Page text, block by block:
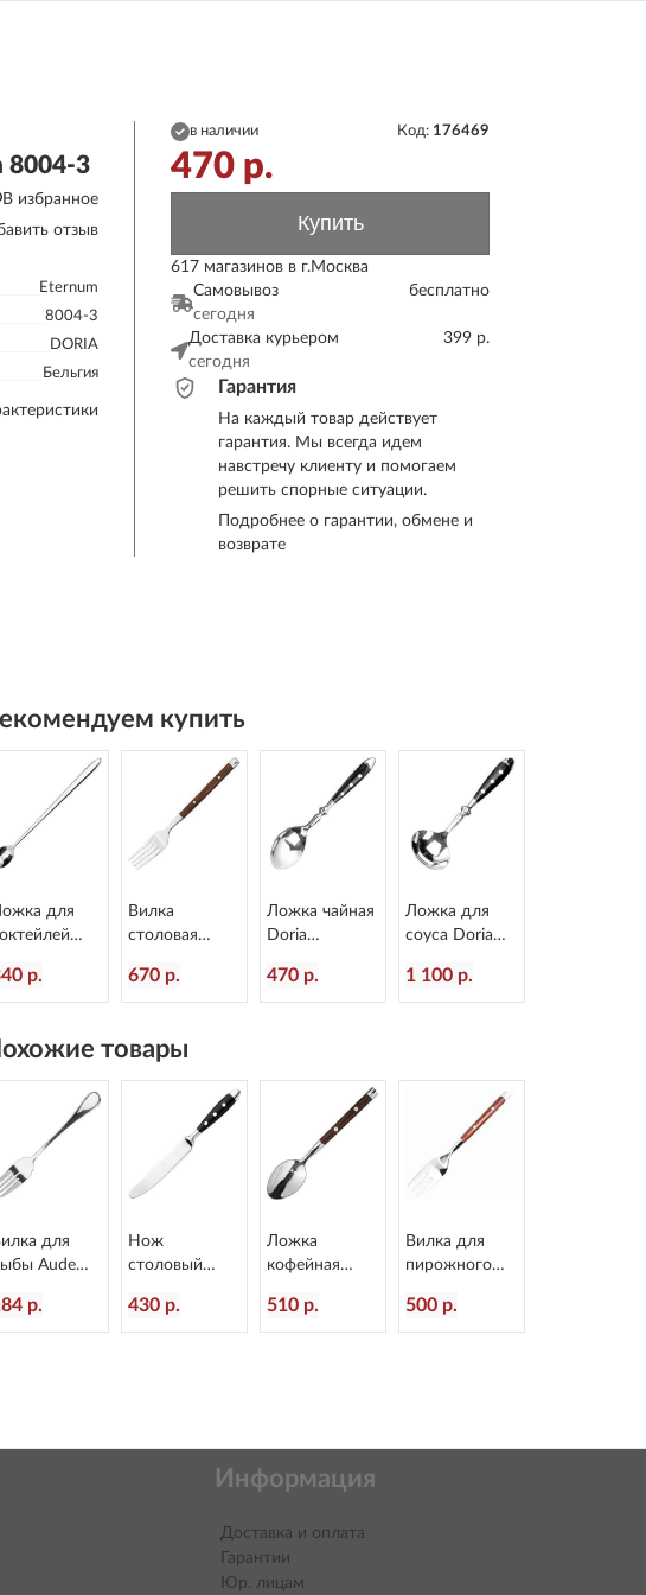
8004-3
В избранное
отзыв
Eternum
8004-3
DORIA
Бельгия
в наличии Код: 176469
470 р.
Купить
617 магазинов в г.Москва
Самовывоз
сегодня
бесплатно
Доставка курьером
сегодня
399 р.
Гарантия
На каждый товар действует
гарантия. Мы всегда идем
навстречу клиенту и помогаем
решить спорные ситуации.
Подробнее о гарантии, обмене и
возврате
купить
для
37 мм
2080-
р.
Вилка
столовая
пластиковая
ручка
Eternum 8005-
1
670 р.
Ложка чайная
Doria
Eternum 8004-
3
470 р.
Ложка для
соуса Doria
Eternum 8004-
11
1 100 р.
товары
для
Aude
1922-
р.
Нож
столовый
L=214/12 мм
Eternum 8004-
430 р.
Ложка
кофейная
пластиковая
ручка
510 р.
Вилка для
пирожного
пластиковая
ручка
500 р.
Информация
Доставка и оплата
Гарантии
Юр. лицам